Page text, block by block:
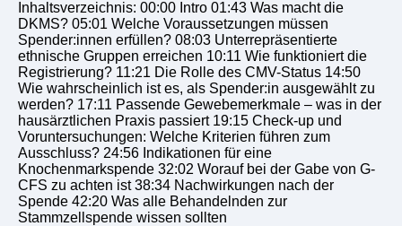
Inhaltsverzeichnis: 00:00 Intro 01:43 Was macht die
DKMS? 05:01 Welche Voraussetzungen müssen
Spender:innen erfüllen? 08:03 Unterrepräsentierte
ethnische Gruppen erreichen 10:11 Wie funktioniert die
Registrierung? 11:21 Die Rolle des CMV-Status 14:50
Wie wahrscheinlich ist es, als Spender:in ausgewählt zu
werden? 17:11 Passende Gewebemerkmale – was in der
hausärztlichen Praxis passiert 19:15 Check-up und
Voruntersuchungen: Welche Kriterien führen zum
Ausschluss? 24:56 Indikationen für eine
Knochenmarkspende 32:02 Worauf bei der Gabe von G-
CFS zu achten ist 38:34 Nachwirkungen nach der
Spende 42:20 Was alle Behandelnden zur
Stammzellspende wissen sollten